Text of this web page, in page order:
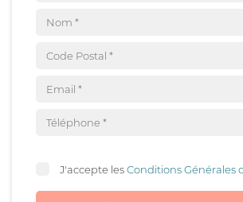
J'accepte lesConditions Générales